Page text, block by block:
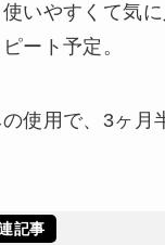
いやすくて気
ート予定。
使用で、3ヶ月